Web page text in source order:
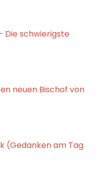
Die schwierigste
neuen Bischof von
(Gedanken am Tag